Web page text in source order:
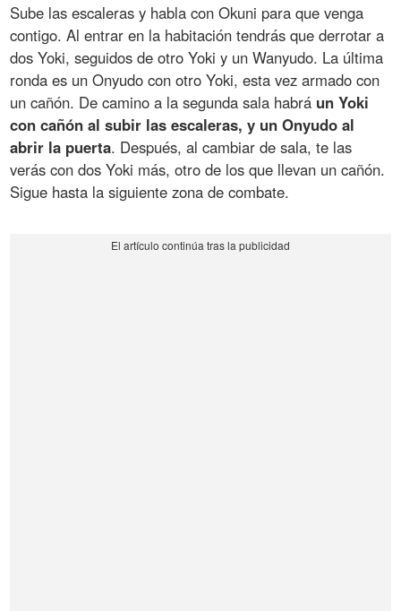
Sube las escaleras y habla con Okuni para que venga
contigo. Al entrar en la habitación tendrás que derrotar a
dos Yoki, seguidos de otro Yoki y un Wanyudo. La última
ronda es un Onyudo con otro Yoki, esta vez armado con
un cañón. De camino a la segunda sala habrá un Yoki
con cañón al subir las escaleras, y un Onyudo al
abrir la puerta. Después, al cambiar de sala, te las
verás con dos Yoki más, otro de los que llevan un cañón.
Sigue hasta la siguiente zona de combate.